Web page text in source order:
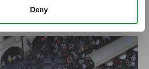
DenyARTICOLI